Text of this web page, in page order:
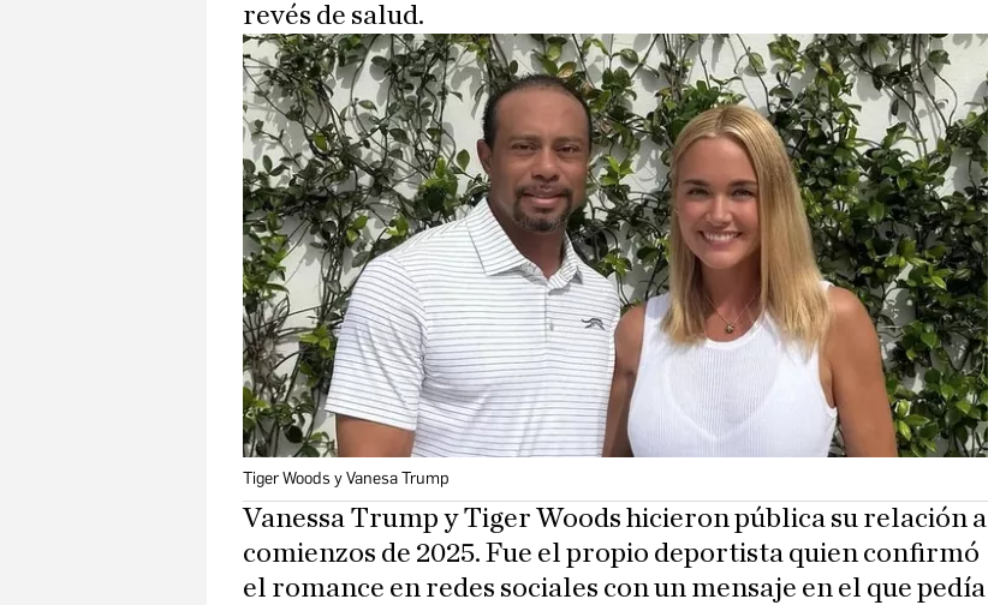
revés de salud.
Tiger Woods y Vanesa Trump
Vanessa Trump y Tiger Woods hicieron pública su relación a
comienzos de 2025. Fue el propio deportista quien confirmó
el romance en redes sociales con un mensaje en el que pedía